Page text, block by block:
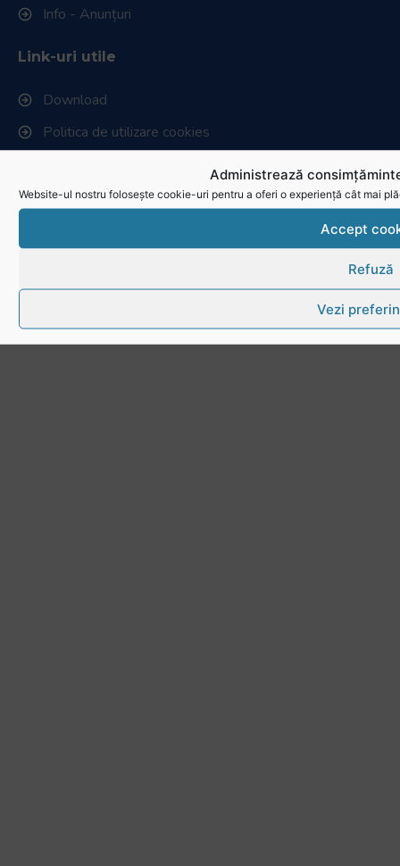
Administrează
Website-ul nostru folosește cookie-uri pentru a oferi o experiență cât mai
Accept
Refuză
Vezi
Info - Anunțuri
Link-uri utile
Download
Politica de utilizare cookies